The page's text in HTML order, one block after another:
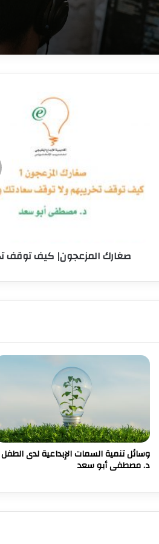
صغارك المزعجون| كيف توقف
وسائل تنمية السمات الإبداعية لدى
د. مصطفى أبو سعد